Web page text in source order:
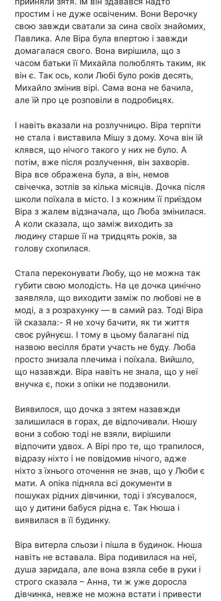
простим і не дуже освіченим. Вони Верочку
свою завжди сватали за сина своїх знайомих,
Павлика. Але Віра була впертою і завжди
домагалася свого. Вона вирішила, що з
часом батьки її Михайла полюблять таким, як
він є. Так ось, коли Любі було років десять,
Михайло змінив вірі. Сама вона не бачила,
але їй про це розповіли в подробицях.
І навіть вказали на розлучницю. Віра терпіти
не стала і виставила Мішу з дому. Хоча він їй
клявся, що нічого такого у них не було. А
потім, вже після розлучення, він захворів.
Віра все ображена була, а він, немов
свічечка, зотлів за кілька місяців. Дочка після
школи поїхала в місто. І з кожним її приїздом
Віра з жалем відзначала, що Люба змінилася.
А коли сказала, що заміж виходить за
людину старше її на тридцять років, за
голову схопилася.
Стала переконувати Любу, що не можна так
губити свою молодість. На це дочка цинічно
заявляла, що виходити заміж по любові не в
моді, а з розрахунку — в самий раз. Тоді Віра
їй сказала:- Я не хочу бачити, як ти життя
своє руйнуєш. І тому в цьому балагані під
назвою весілля брати участь не буду. Люба
просто знизала плечима і поїхала. Вийшло,
що назавжди. Віра навіть не знала, що у неї
внучка є, поки з опіки не подзвонили.
Виявилося, що дочка з зятем назавжди
залишилася в горах, де відпочивали. Нюшу
вони з собою тоді не взяли, вирішили
відпочити удвох. А Вірі про те, що трапилося,
відразу ніхто і не повідомив нічого, адже
ніхто з їхнього оточення не знав, що у Люби є
мати. А опіка підняла всі документи в
пошуках рідних дівчинки, тоді і з’ясувалося,
що у дитини бабуся рідна є. Так Нюша і
виявилася в її будинку.
Віра витерла сльози і пішла в будинок. Нюша
навіть не вставала. Віра подивилася на неї,
душа заридала, але вона взяла себе в руки і
строго сказала – Анна, ти ж уже доросла
дівчинка, невже не можна встати і привести